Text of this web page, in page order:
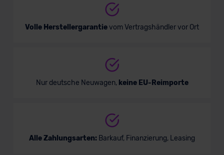
Volle Herstellergarantievom Vertragshändler vor Ort
Nur deutsche Neuwagen, keine EU-Reimporte
Alle Zahlungsarten: Barkauf, Finanzierung, Leasing